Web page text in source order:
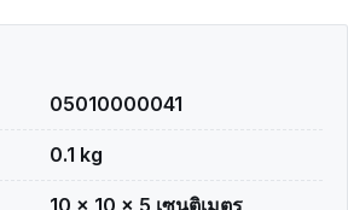
05010000041
0.1 kg